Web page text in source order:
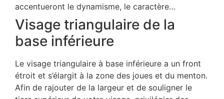
accentueront le dynamisme, le caractère…
Visage triangulaire de la
base inférieure
Le visage triangulaire à base inférieure a un front
étroit et s’élargit à la zone des joues et du menton.
Afin de rajouter de la largeur et de souligner le